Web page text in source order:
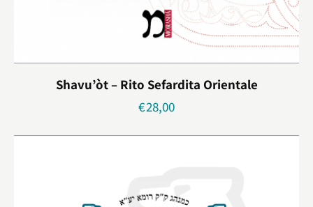
Shavu’òt – Rito Sefardita Orientale
€28,00